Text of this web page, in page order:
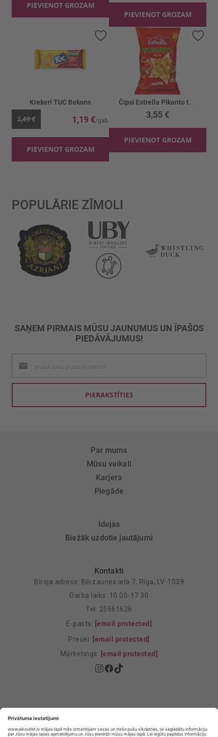
PIEVIENOT GROZAM
PIEVIENOT GROZAM
Krekeri TUC Bekons
1,49 € 1,19 €
PIEVIENOT GROZAM
Pievienot vēlmju sarakstam
3,55 €
PIEVIENOT GROZAM
POPULĀRIE ZĪMOLI
SAŅEM PIRMAIS MŪSU JAUNUMUS UN ĪPAŠOS
PIEDĀVĀJUMUS!
jaunumu
saņemšanai:
PIERAKSTĪTIES
Par mums
Mūsu veikali
Karjera
Piegāde
Idejas
Biežāk uzdotie jautājumi
Kontakti
Biroja adrese: Bērzaunes iela 7, Rīga, LV-1039
Darba laiks: 10.00-17.30
Tel: 25661626
E-pasts: [email protected]
Presei: [email protected]
Mārketings: [email protected]
Privātuma Iestatījumi